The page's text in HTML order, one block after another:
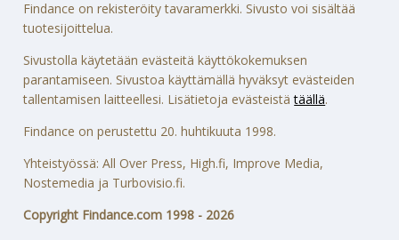
Findance on rekisteröity tavaramerkki. Sivusto voi sisältää
tuotesijoittelua.
Sivustolla käytetään evästeitä käyttökokemuksen
parantamiseen. Sivustoa käyttämällä hyväksyt evästeiden
tallentamisen laitteellesi. Lisätietoja evästeistätäällä.
Findance on perustettu 20. huhtikuuta 1998.
Yhteistyössä: All Over Press, High.fi, Improve Media,
Nostemedia ja Turbovisio.fi.
Copyright Findance.com 1998 - 2026